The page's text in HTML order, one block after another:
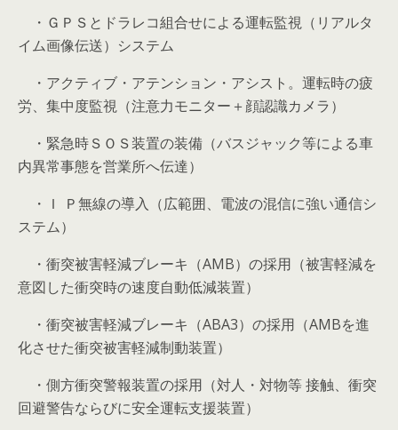
・ＧＰＳとドラレコ組合せによる運転監視（リアルタ
イム画像伝送）システム
・アクティブ・アテンション・アシスト。運転時の疲
労、集中度監視（注意力モニター＋顔認識カメラ）
・緊急時ＳＯＳ装置の装備（バスジャック等による車
内異常事態を営業所へ伝達）
・Ｉ Ｐ無線の導入（広範囲、電波の混信に強い通信シ
ステム）
・衝突被害軽減ブレーキ（AMB）の採用（被害軽減を
意図した衝突時の速度自動低減装置）
・衝突被害軽減ブレーキ（ABA3）の採用（AMBを進
化させた衝突被害軽減制動装置）
・側方衝突警報装置の採用（対人・対物等 接触、衝突
回避警告ならびに安全運転支援装置）